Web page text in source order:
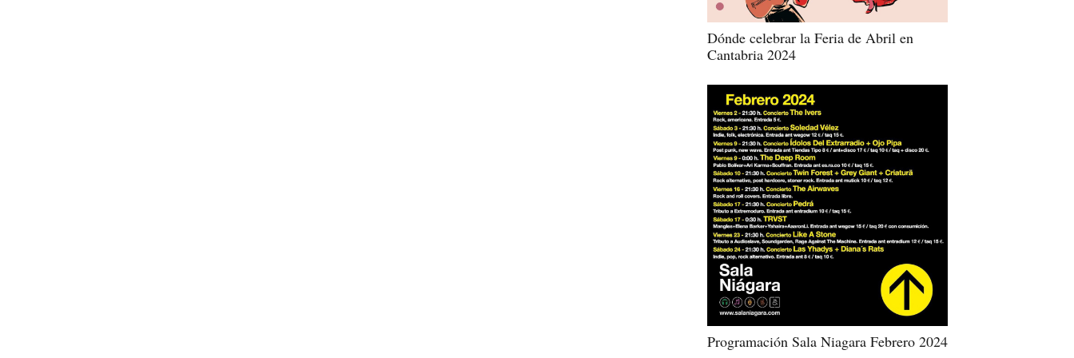
Dónde celebrar la Feria de Abril en
Cantabria 2024
Programación Sala Niagara Febrero 2024